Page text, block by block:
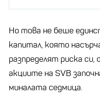
Но това не беше
капитал, която
разпределят риска
акциите на SVB
миналата седмица.